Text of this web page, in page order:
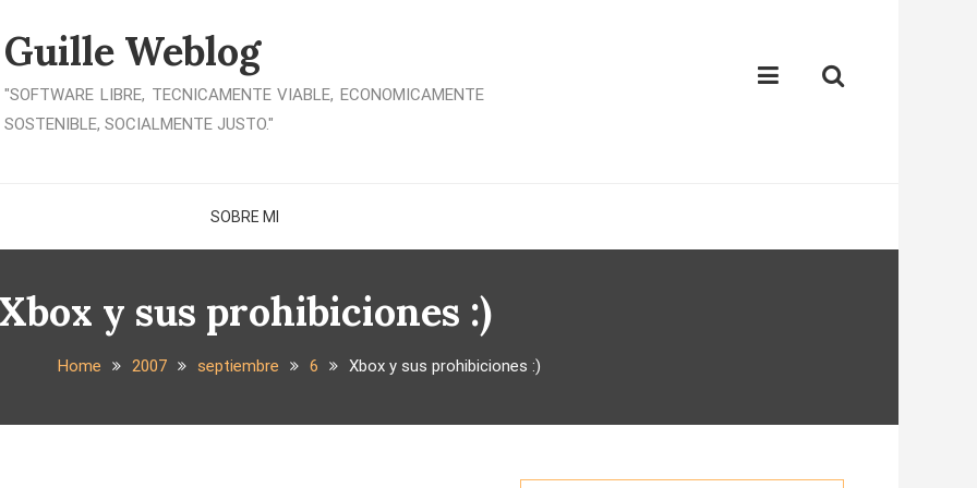
Guille Weblog
"SOFTWARE LIBRE, TECNICAMENTE VIABLE, ECONOMICAMENTE
SOSTENIBLE, SOCIALMENTE JUSTO."
SOBRE MI
Xbox y sus prohibiciones :)
Home 2007 septiembre 6 Xbox y sus prohibiciones :)